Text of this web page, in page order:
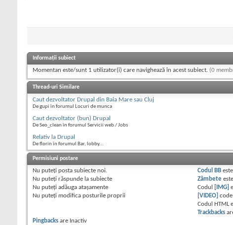
Informații subiect
Momentan este/sunt 1 utilizator(i) care navighează în acest subiect. (0
Thread-uri Similare
Caut dezvoltator Drupal din Baia Mare sau Cluj
De gupi în forumul Locuri de munca
Caut dezvoltator (bun) Drupal
De Seo_clean în forumul Servicii web / Jobs
Relativ la Drupal
De florin în forumul Bar, lobby...
Permisiuni postare
Nu puteţi posta subiecte noi.
Nu puteţi răspunde la subiecte
Nu puteţi adăuga ataşamente
Nu puteţi modifica posturile proprii
Codul BB
Zâmbete
Codul
[IMG]
[VIDEO]
Codul HTML
Trackbacks
Pingbacks are Inactiv